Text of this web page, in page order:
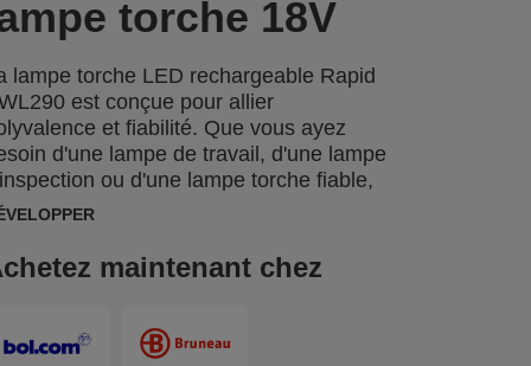
torche 18V
lampe torche LED rechargeable Rapid
est conçue pour allier
et fiabilité. Que vous ayez
d'une lampe de travail, d'une lampe
ou d'une lampe torche fiable,
est le compagnon idéal. Parfaite pour
robuste pour votre bateau, votre
ou votre grenier, la Rapid BWL290
rotation de la tête d'éclairage, vous
maintenant chez